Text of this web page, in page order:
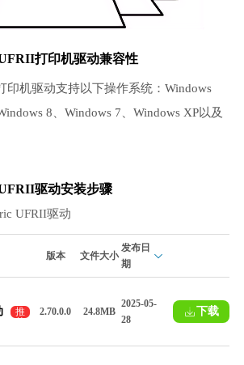
打印机驱动兼容性
印机驱动支持以下操作系统：Windows
8、Windows 7、Windows XP以及
驱动安装步骤
UFRII驱动
版本 文件大小
发布日
期
推
荐
2.70.0.0 24.8MB
2025-05-
28
下载